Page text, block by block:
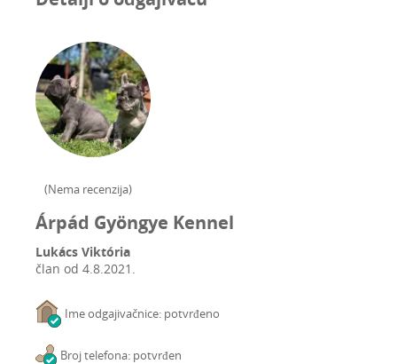
(Nema recenzija)
Árpád Gyöngye Kennel
Lukács Viktória
član od 4.8.2021.
Ime odgajivačnice: potvrđeno
Broj telefona: potvrđen